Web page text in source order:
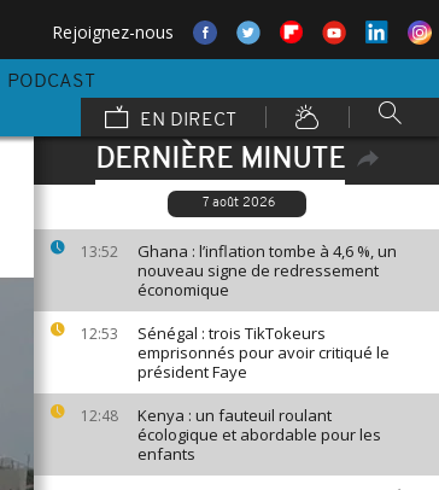
Rejoignez-nous
PODCAST
EN DIRECT
DERNIÈRE MINUTE
7 août 2026
13:52
Ghana : l’inflation tombe à 4,6 %, un
nouveau signe de redressement
économique
12:53
Sénégal : trois TikTokeurs
emprisonnés pour avoir critiqué le
président Faye
12:48
Kenya : un fauteuil roulant
écologique et abordable pour les
enfants